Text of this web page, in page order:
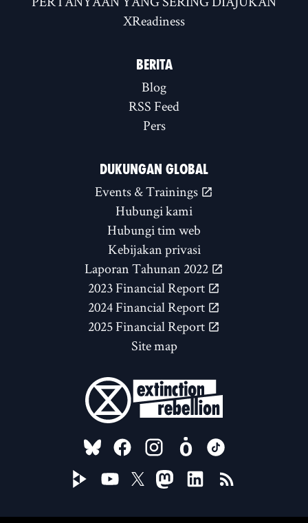
XReadiness
BERITA
Blog
RSS Feed
Pers
DUKUNGAN GLOBAL
Events & Trainings
Hubungi kami
Hubungi tim web
Kebijakan privasi
Laporan Tahunan 2022
2023 Financial Report
2024 Financial Report
2025 Financial Report
Site map
FOLLOW US ON